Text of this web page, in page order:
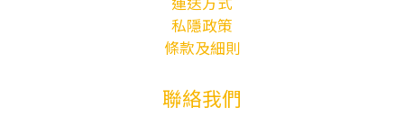
私隱政策
條款及細則
聯絡我們